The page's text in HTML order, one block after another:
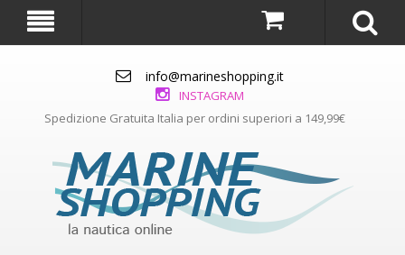
info@marineshopping.it
INSTAGRAM
Spedizione Gratuita Italia per ordini superiori a 149,99€